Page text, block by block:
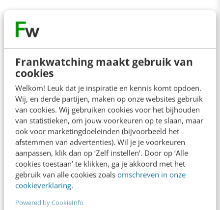
Frankwatching maakt gebruik van
cookies
Welkom! Leuk dat je inspiratie en kennis komt opdoen.
Wij, en derde partijen, maken op onze websites gebruik
van cookies. Wij gebruiken cookies voor het bijhouden
van statistieken, om jouw voorkeuren op te slaan, maar
ook voor marketingdoeleinden (bijvoorbeeld het
afstemmen van advertenties). Wil je je voorkeuren
aanpassen, klik dan op ‘Zelf instellen’. Door op ‘Alle
cookies toestaan’ te klikken, ga je akkoord met het
gebruik van alle cookies zoals omschreven in onze
cookieverklaring.
Powered by CookieInfo
Cookies spelen een zeer grote rol bij het
verzamelen van data over websitegebruikers.
Ze geven inzicht in:
Bezoekersgedrag: welke pagina’s worden
bezocht, hoe lang mensen blijven en waar
zij op klikken.
Terugkerende bezoekers: cookies helpen
om voorkeuren van terugkerende klanten
te identificeren.
Idealiter wil je zoveel mogelijk
websitebezoekers die akkoord gaan met alle